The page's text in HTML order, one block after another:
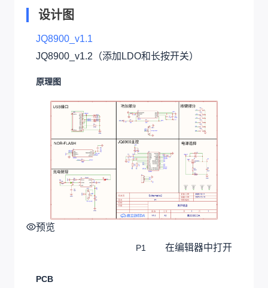
设计图
JQ8900_v1.1
JQ8900_v1.2（添加LDO和长按开关）
原理图
预览
P1 在编辑器中打开
PCB